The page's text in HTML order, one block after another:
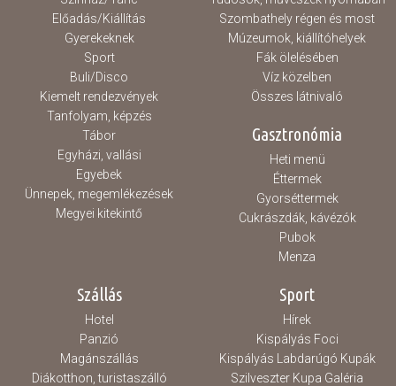
Előadás/Kiállítás
Gyerekeknek
Sport
Buli/Disco
Kiemelt rendezvények
Tanfolyam, képzés
Tábor
Egyházi, vallási
Egyebek
Ünnepek, megemlékezések
Megyei kitekintő
Szombathely régen és most
Múzeumok, kiállítóhelyek
Fák ölelésében
Víz közelben
Összes látnivaló
Gasztronómia
Heti menü
Éttermek
Gyorséttermek
Cukrászdák, kávézók
Pubok
Menza
Szállás
Hotel
Panzió
Magánszállás
Diákotthon, turistaszálló
Sport
Hírek
Kispályás Foci
Kispályás Labdarúgó Kupák
Szilveszter Kupa Galéria